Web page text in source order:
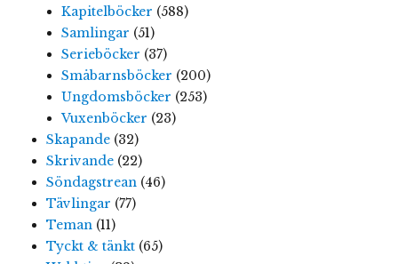
Kapitelböcker (588)
Samlingar (51)
Serieböcker (37)
Småbarnsböcker (200)
Ungdomsböcker (253)
Vuxenböcker (23)
Skapande(32)
Skrivande(22)
Söndagstrean(46)
Tävlingar (77)
Teman(11)
Tyckt & tänkt(65)